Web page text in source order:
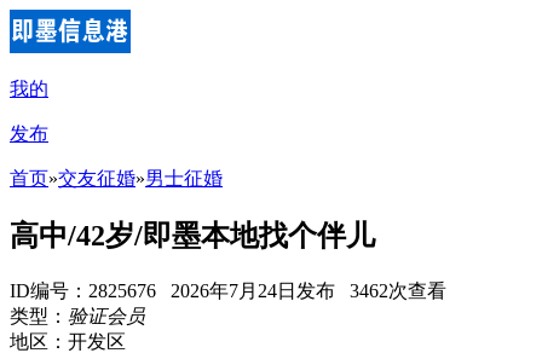
我的
发布
首页»交友征婚»男士征婚
高中/42岁/即墨本地找个伴儿
ID编号：2825676 2026年7月24日发布 3462次查看
类型： 验证会员
地区：开发区